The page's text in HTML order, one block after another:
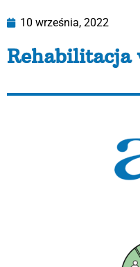
10 września, 2022
Rehabilitacja